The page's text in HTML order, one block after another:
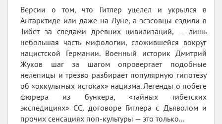
Версии о том, что Гитлер уцелел и укрылся в
Антарктиде или даже на Луне, а эсэсовцы ездили в
Тибет за следами древних цивилизаций, — лишь
небольшая часть мифологии, сложившейся вокруг
нацистской Германии. Военный историк Дмитрий
Жуков шаг за шагом опровергает подобные
нелепицы и трезво разбирает популярную гипотезу
об «оккультных истоках» нацизма. Легенды о побеге
фюрера из бункера, «тайных тибетских
экспедициях» СС, договоре Гитлера с Дьяволом и
прочих сенсациях поп-культуры — это только...